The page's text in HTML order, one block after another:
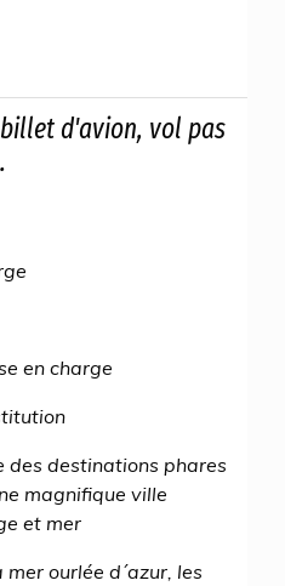
d'avion, vol pas
en charge
des destinations phares
magnifique ville
et mer
ourlée d´azur, les